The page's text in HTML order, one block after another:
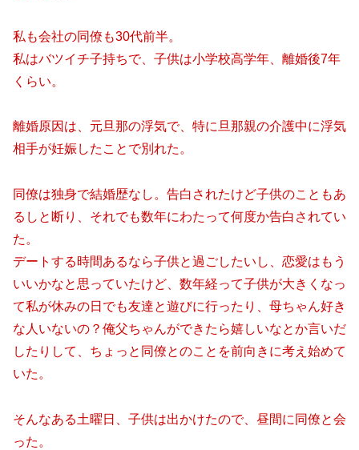
私も会社の同僚も30代前半。
私はバツイチ子持ちで、子供は小学校高学年、離婚後7年
くらい。
離婚原因は、元旦那の浮気で、特に旦那親の介護中に浮気
相手が妊娠したことで別れた。
同僚は独身で結婚歴なし。告白されたけど子供のこともあ
るしと断り、それでも数年にわたって何度か告白されてい
た。
デートする時間あるなら子供と過ごしたいし、恋愛はもう
いいかなと思っていたけど、数年経って子供が大きくなっ
て私が休みの日でも友達と遊びに行ったり、母ちゃん好き
な人いないの？俺父ちゃんができたら嬉しいなとか言いだ
したりして、ちょっと同僚とのことを前向きに考え始めて
いた。
そんなある土曜日、子供は出かけたので、昼間に同僚と会
った。